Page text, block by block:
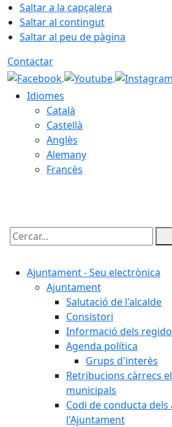
Saltar a la capçalera
Saltar al contingut
Saltar al peu de pàgina
Contactar
Idiomes
Català
Castellà
Anglès
Alemany
Francès
Cercar:
Ajuntament - Seu electrònica
Ajuntament
Salutació de l'alcalde
Consistori
Informació dels
Agenda política
Grups d'interès
Retribucions càrrecs
municipals
Codi de conducta
l'Ajuntament